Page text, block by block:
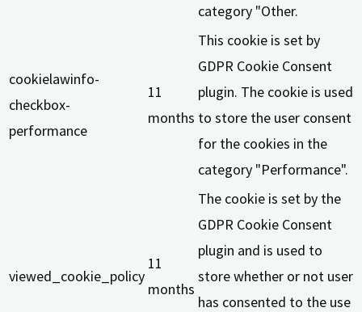
category "Other.
cookielawinfo-
checkbox-
performance
11
months
This cookie is set by
GDPR Cookie Consent
plugin. The cookie is used
to store the user consent
for the cookies in the
category "Performance".
viewed_cookie_policy
11
months
The cookie is set by the
GDPR Cookie Consent
plugin and is used to
store whether or not user
has consented to the use